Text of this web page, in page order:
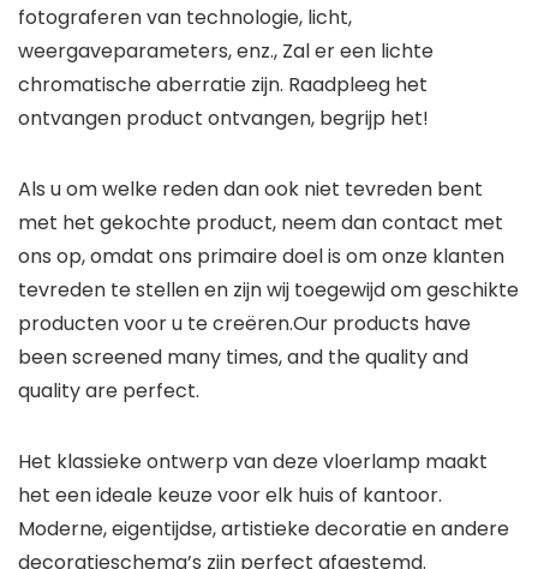
fotograferen van technologie, licht,
weergaveparameters, enz., Zal er een lichte
chromatische aberratie zijn. Raadpleeg het
ontvangen product ontvangen, begrijp het!
Als u om welke reden dan ook niet tevreden bent
met het gekochte product, neem dan contact met
ons op, omdat ons primaire doel is om onze klanten
tevreden te stellen en zijn wij toegewijd om geschikte
producten voor u te creëren.Our products have
been screened many times, and the quality and
quality are perfect.
Het klassieke ontwerp van deze vloerlamp maakt
het een ideale keuze voor elk huis of kantoor.
Moderne, eigentijdse, artistieke decoratie en andere
decoratieschema’s zijn perfect afgestemd.